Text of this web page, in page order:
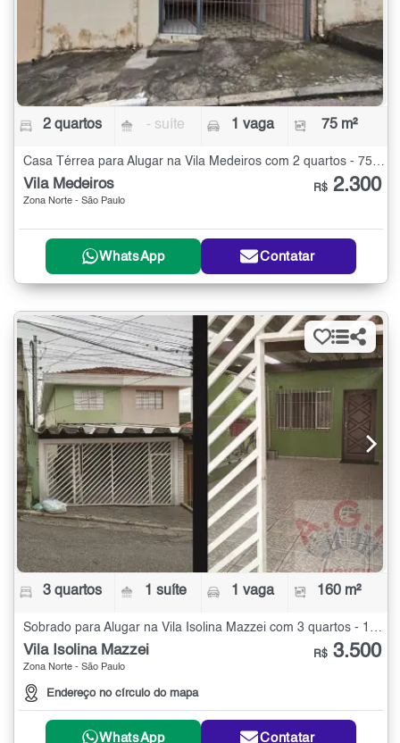
2 quartos - suíte 1 vaga 75 m²
Casa Térrea para Alugar na Vila Medeiros com 2 quartos - 75 m²
Vila Medeiros
Zona Norte - São Paulo
R$ 2.300
WhatsApp Contatar
3 quartos 1 suíte 1 vaga 160 m²
Sobrado para Alugar na Vila Isolina Mazzei com 3 quartos - 160 m²
Vila Isolina Mazzei
Zona Norte - São Paulo
Endereço no círculo do mapa
R$ 3.500
WhatsApp Contatar